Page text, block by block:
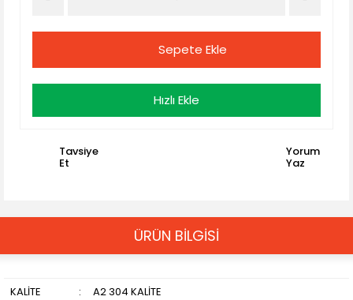
Sepete Ekle
Hızlı Ekle
Tavsiye
Et
Yorum
Yaz
ÜRÜN BİLGİSİ
KALİTE :
A2 304 KALİTE